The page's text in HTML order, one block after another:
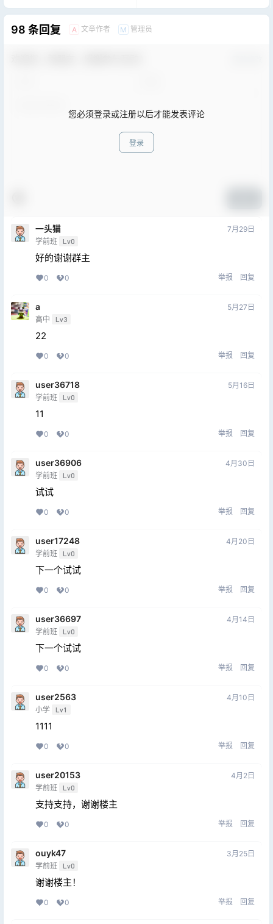
98 条回复 A 文章作者 M 管理员
您必须登录或注册以后才能发表评论
登录
一头猫
学前班 Lv0
7月29日
好的谢谢群主
0 0 举报 回复
a
高中 Lv3
5月27日
22
0 0 举报 回复
user36718
学前班 Lv0
5月16日
11
0 0 举报 回复
user36906
学前班 Lv0
4月30日
试试
0 0 举报 回复
user17248
学前班 Lv0
4月20日
下一个试试
0 0 举报 回复
user36697
学前班 Lv0
4月14日
下一个试试
0 0 举报 回复
user2563
小学 Lv1
4月10日
1111
0 0 举报 回复
user20153
学前班 Lv0
4月2日
支持支持，谢谢楼主
0 0 举报 回复
ouyk47
学前班 Lv0
3月25日
谢谢楼主！
0 0 举报 回复